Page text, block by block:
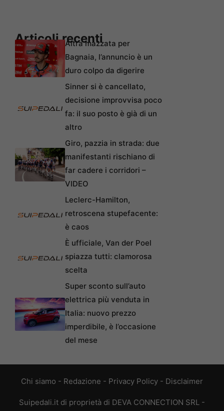
Articoli recenti
Altra mazzata per
Bagnaia, l’annuncio è un
duro colpo da digerire
Sinner si è cancellato,
decisione improvvisa poco
fa: il suo posto è già di un
altro
Giro, pazzia in strada: due
manifestanti rischiano di
far cadere i corridori –
VIDEO
Leclerc-Hamilton,
retroscena stupefacente:
è caos
È ufficiale, Van der Poel
spiazza tutti: clamorosa
scelta
Super sconto sull’auto
elettrica più venduta in
Italia: nuovo prezzo
imperdibile, è l’occasione
del mese
Chi siamo - Redazione - Privacy Policy - Disclaimer
Suipedali.it di proprietà di DEVA CONNECTION SRL -